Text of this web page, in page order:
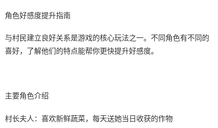
角色好感度提升指南
与村民建立良好关系是游戏的核心玩法之一。不同角色有不同的
喜好，了解他们的特点能帮你更快提升好感度。
主要角色介绍
村长夫人：喜欢新鲜蔬菜，每天送她当日收获的作物